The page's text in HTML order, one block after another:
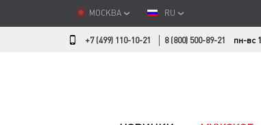
МОСКВА RU
+7 (499) 110-10-21 8 (800) 500-89-21 пн-вс